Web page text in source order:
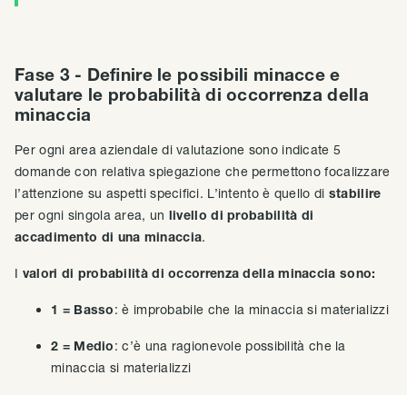
Fase 3 - Definire le possibili minacce e
valutare le probabilità di occorrenza della
minaccia
Per ogni area aziendale di valutazione sono indicate 5
domande con relativa spiegazione che permettono focalizzare
l’attenzione su aspetti specifici. L’intento è quello di stabilire
per ogni singola area, un livello di probabilità di
accadimento di una minaccia.
‍I valori di probabilità di occorrenza della minaccia sono:
1 =‍ Basso: è improbabile che la minaccia si materializzi
2 = Medio: c’è una ragionevole possibilità che la
minaccia si materializzi